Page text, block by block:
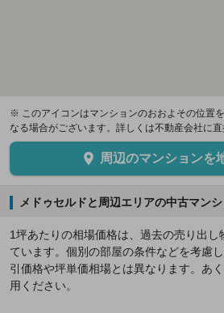
※ このアイコンはマンションのおおよその位置
なる場合がございます。詳しくは不動産会社に直
周辺のマンションを
メドゥセルドと周辺エリアの中古マン
1坪あたりの相場価格は、過去の売り出し
ています。個別の部屋の条件などを考慮
引価格や坪単価相場とは異なります。あ
用ください。